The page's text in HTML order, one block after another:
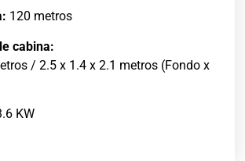
120 metros
cabina:
/ 2.5 x 1.4 x 2.1 metros (Fondo x
KW